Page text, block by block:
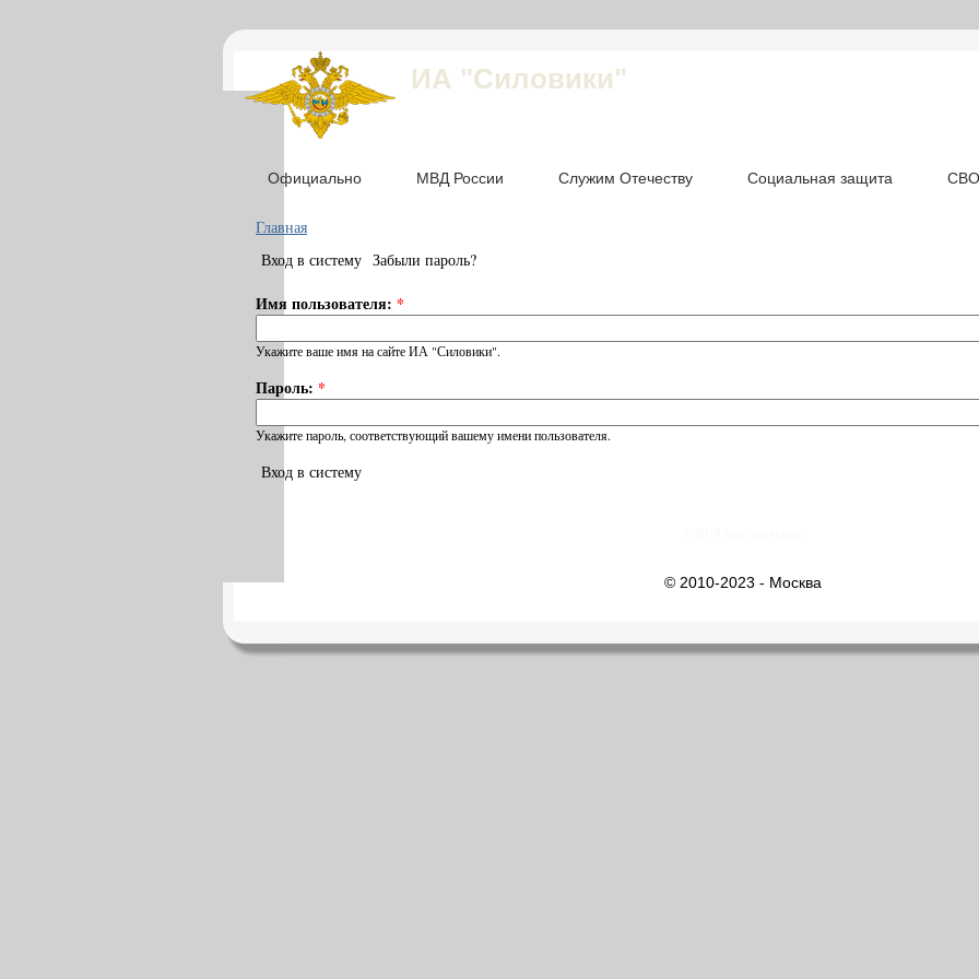
ИА "Силовики"
Официально МВД России Служим Отечеству Социальная защита СВО
Главная
Вход в систему Забыли пароль?
Имя пользователя: *
Укажите ваше имя на сайте ИА "Силовики".
Пароль: *
Укажите пароль, соответствующий вашему имени пользователя.
Вход в систему
© 2010-2023 - Москва